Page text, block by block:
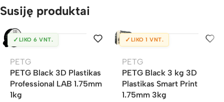
Susiję produktai
✓ LIKO 6 VNT.
PETG
PETG Black 3D Plastikas
Professional LAB 1.75mm
1kg
✓ LIKO 1 VNT.
PETG
PETG Black 3 kg 3D
Plastikas Smart Print
1.75mm 3kg